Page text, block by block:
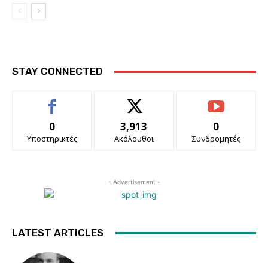
STAY CONNECTED
0
Υποστηρικτές
3,913
Ακόλουθοι
0
Συνδρομητές
- Advertisement -
LATEST ARTICLES